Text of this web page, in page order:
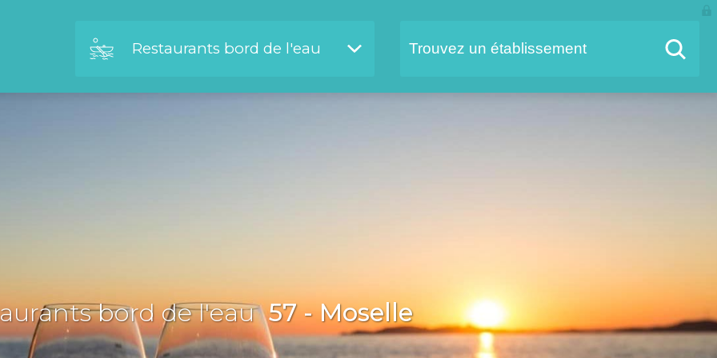
Restaurants bord de l'eau
bord de l'eau 57 - Moselle